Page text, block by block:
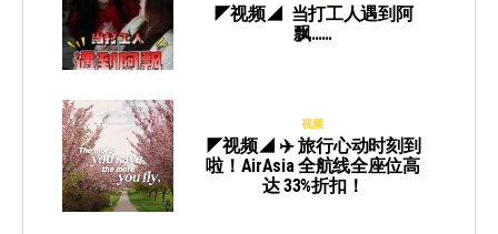
◤视频◢ 当打工人遇到阿
飘……
视频
◤视频◢ ✈️ 旅行心动时刻到
啦！AirAsia 全航线全座位高
达 33%折扣！